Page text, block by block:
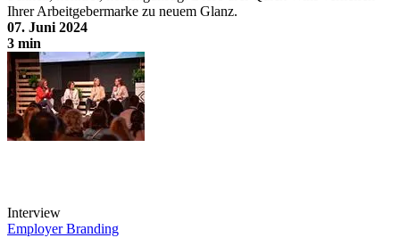
Ihrer Arbeitgebermarke zu neuem Glanz.
07. Juni 2024
3 min
Employer Branding: 3 Quick Wins zum Durchstarten
Interview
Employer Branding